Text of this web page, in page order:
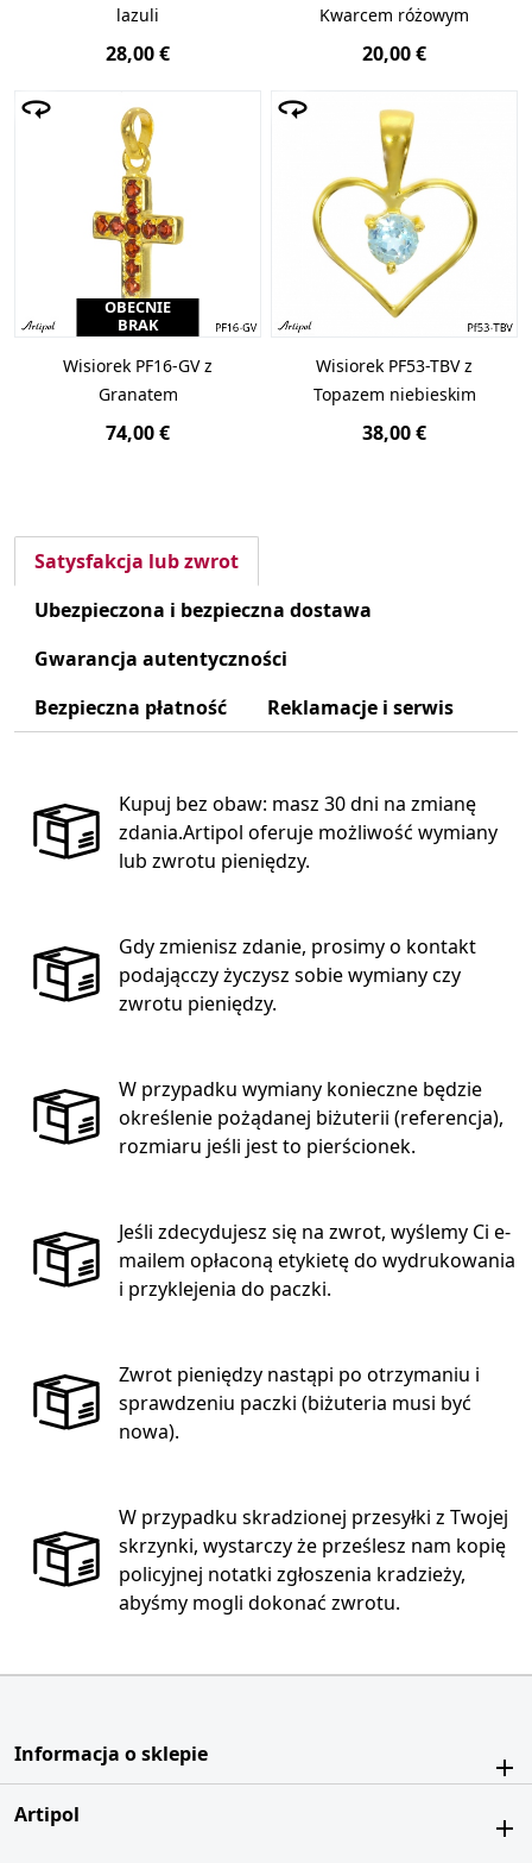
lazuli
28,00 €
Kwarcem różowym
20,00 €
OBECNIE
BRAK
Wisiorek PF16-GV z
Granatem
74,00 €
Wisiorek PF53-TBV z
Topazem niebieskim
38,00 €
Satysfakcja lub zwrot
Ubezpieczona i bezpieczna dostawa
Gwarancja autentyczności
Bezpieczna płatność
Reklamacje i serwis
Kupuj bez obaw: masz 30 dni na zmianę
zdania.Artipol oferuje możliwość wymiany
lub zwrotu pieniędzy.
Gdy zmienisz zdanie, prosimy o kontakt
podającczy życzysz sobie wymiany czy
zwrotu pieniędzy.
W przypadku wymiany konieczne będzie
określenie pożądanej biżuterii (referencja),
rozmiaru jeśli jest to pierścionek.
Jeśli zdecydujesz się na zwrot, wyślemy Ci e-
mailem opłaconą etykietę do wydrukowania
i przyklejenia do paczki.
Zwrot pieniędzy nastąpi po otrzymaniu i
sprawdzeniu paczki (biżuteria musi być
nowa).
W przypadku skradzionej przesyłki z Twojej
skrzynki, wystarczy że prześlesz nam kopię
policyjnej notatki zgłoszenia kradzieży,
abyśmy mogli dokonać zwrotu.
Informacja o sklepie
Artipol